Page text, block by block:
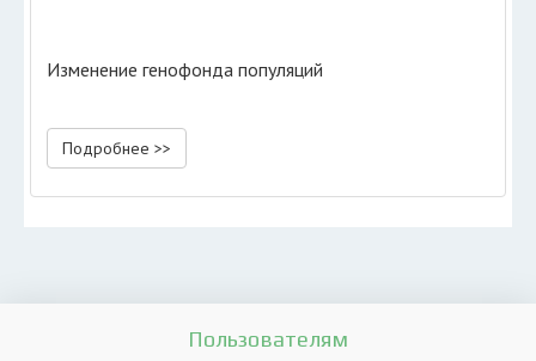
Изменение генофонда популяций
Подробнее >>
Пользователям